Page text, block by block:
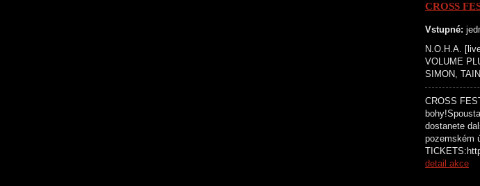
CROSS
Vstupné:
N.O.H.A.
VOLUME
SIMON,
CROSS
dostanete
pozemském
detail akce